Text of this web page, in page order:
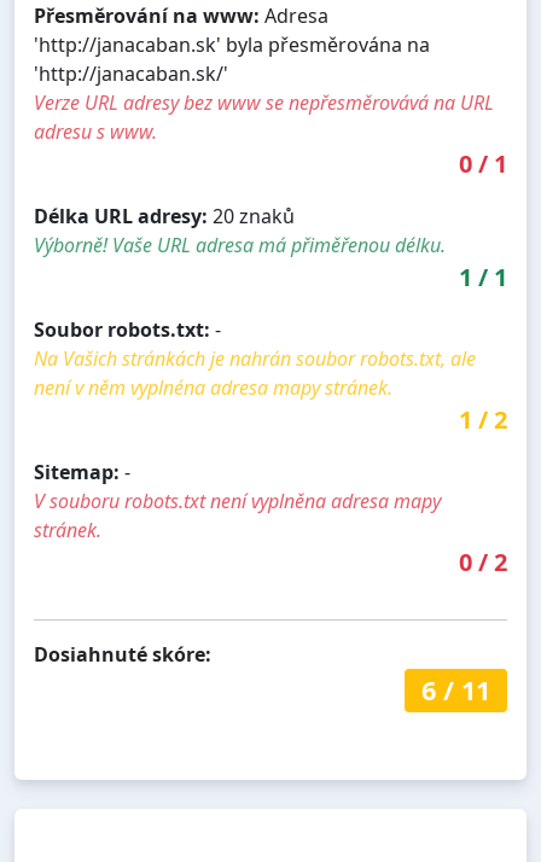
Přesměrování na www: Adresa
'http://janacaban.sk' byla přesměrována na
'http://janacaban.sk/'
Verze URL adresy bez www se nepřesměrovává na URL
adresu s www.
0/ 1
Délka URL adresy: 20 znaků
Výborně! Vaše URL adresa má přiměřenou délku.
1 / 1
Soubor robots.txt: -
Na Vašich stránkách je nahrán soubor robots.txt, ale
není v něm vyplnéna adresa mapy stránek.
1 /2
Sitemap: -
V souboru robots.txt není vyplněna adresa mapy
stránek.
0/2
Dosiahnuté skóre:
6/ 11